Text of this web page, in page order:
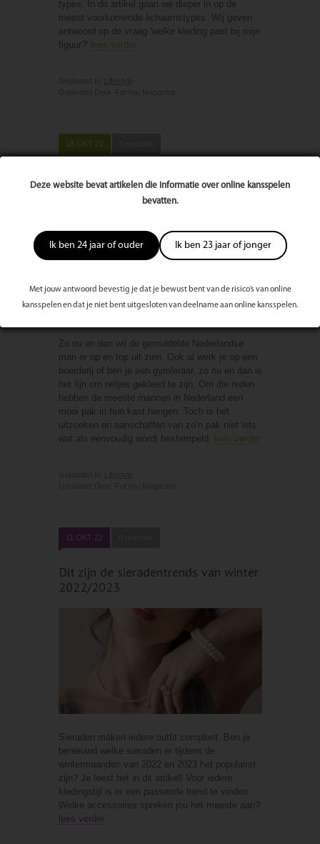
Deze website bevat artikelen die informatie over online kansspelen
bevatten.
Ik ben 24 jaar of ouder Ik ben 23 jaar of jonger
Met jouw antwoord bevestig je dat je bewust bent van de risico’s van online
kansspelen en dat je niet bent uitgesloten van deelname aan online kansspelen.
types. In dit artikel gaan we dieper in op de
meest voorkomende lichaamstypes. Wij geven
antwoord op de vraag 'welke kleding past bij mijn
figuur?'
lees verder
18 OKT 22
Een pak kopen: waar moet je op
letten?
Zo nu en dan wil de gemiddelde Nederlandse
man er op en top uit zien. Ook al werk je op een
boerderij of ben je een gymleraar, zo nu en dan is
het fijn om netjes gekleed te zijn. Om die reden
hebben de meeste mannen in Nederland een
mooi pak in hun kast hangen. Toch is het
uitzoeken en aanschaffen van zo’n pak niet iets
wat als eenvoudig wordt bestempeld.
lees verder
11 OKT 22
Dit zijn de sieradentrends van winter
2022/2023
Sieraden maken iedere outfit compleet. Ben je
benieuwd welke sieraden er tijdens de
wintermaanden van 2022 en 2023 het populairst
zijn? Je leest het in dit artikel! Voor iedere
kledingstijl is er een passende trend te vinden.
Welke accessoires spreken jou het meeste aan?
lees verder